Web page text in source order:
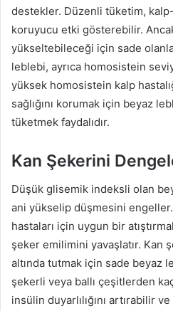
destekler. Düzenli tüketim, kalp-
koruyucu etki gösterebilir.
yükseltebileceği için sade
leblebi, ayrıca homosistein
yüksek homosistein kalp
sağlığını korumak için beyaz
tüketmek faydalıdır.
Kan Şekerini
Düşük glisemik indeksli olan
ani yükselip düşmesini
hastaları için uygun bir
şeker emilimini yavaşlatır. Kan
altında tutmak için sade beyaz
şekerli veya ballı çeşitlerden
insülin duyarlılığını artırabilir